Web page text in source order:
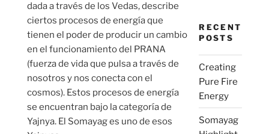
dada a través de los Vedas, describe
ciertos procesos de energía que
tienen el poder de producir un cambio
en el funcionamiento del PRANA
(fuerza de vida que pulsa a través de
nosotros y nos conecta con el
cosmos). Estos procesos de energía
se encuentran bajo la categoría de
Yajnya. El Somayag es uno de esos
RECENT
POSTS
Creating
Pure Fire
Energy
Somayag